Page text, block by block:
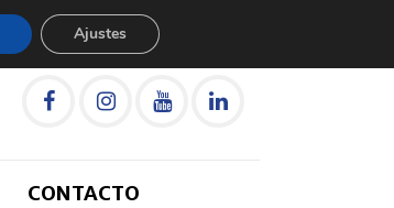
CONTACTO
Ajustes